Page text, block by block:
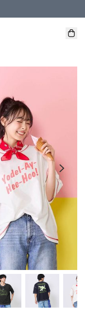
貨、本地取貨 )